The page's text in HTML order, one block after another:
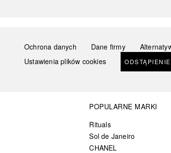
Ochrona danych Dane firmy
Ustawienia plików cookies
POPULARNE MARKI
Rituals
Sol de Janeiro
CHANEL